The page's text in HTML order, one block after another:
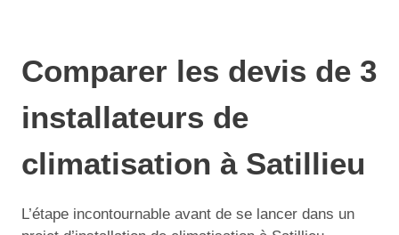
Comparer les devis de 3
installateurs de
climatisation à Satillieu
L’étape incontournable avant de se lancer dans un